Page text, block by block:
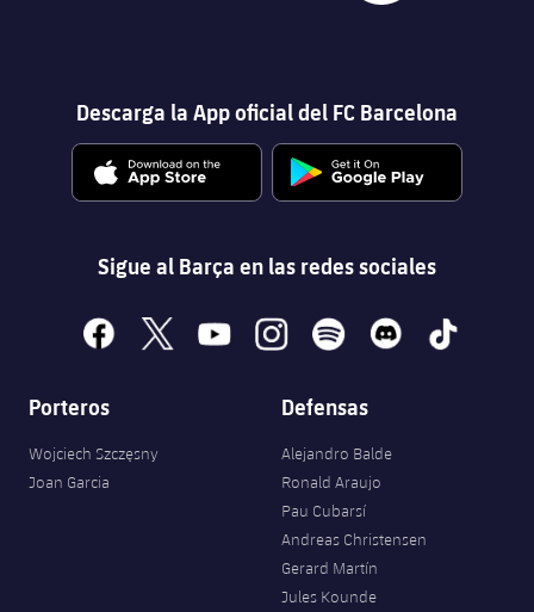
Descarga la App oficial del FC Barcelona
Sigue al Barça en las redes sociales
facebook
x youtubeinstagramspotify discord tiktok
Porteros
Wojciech Szczęsny
Joan Garcia
Defensas
Alejandro Balde
Ronald Araujo
Pau Cubarsí
Andreas Christensen
Gerard Martín
Jules Kounde